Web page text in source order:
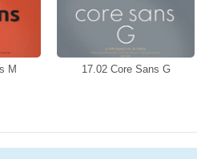
M 17.02 Core Sans G